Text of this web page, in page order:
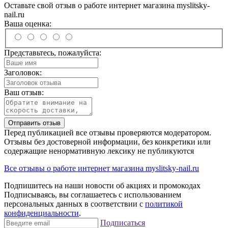
Оставьте свой отзыв о работе интернет магазина myslitsky-
nail.ru
Ваша оценка:
Представьтесь, пожалуйста:
Заголовок:
Ваш отзыв:
Отправить отзыв
Перед публикацией все отзывы проверяются модератором.
Отзывы без достоверной информации, без конкретики или
содержащие ненормативную лексику не публикуются
Все отзывы о работе интернет магазина myslitsky-nail.ru
Подпишитесь на наши новости об акциях и промокодах
Подписываясь, вы соглашаетесь с использованием
персональных данных в соответствии с политикой
конфиденциальности.
Подписаться